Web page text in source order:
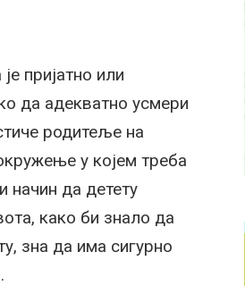
пријатно или
да адекватно усмери
родитеље на
у којем треба
начин да детету
како би знало да
зна да има сигурно